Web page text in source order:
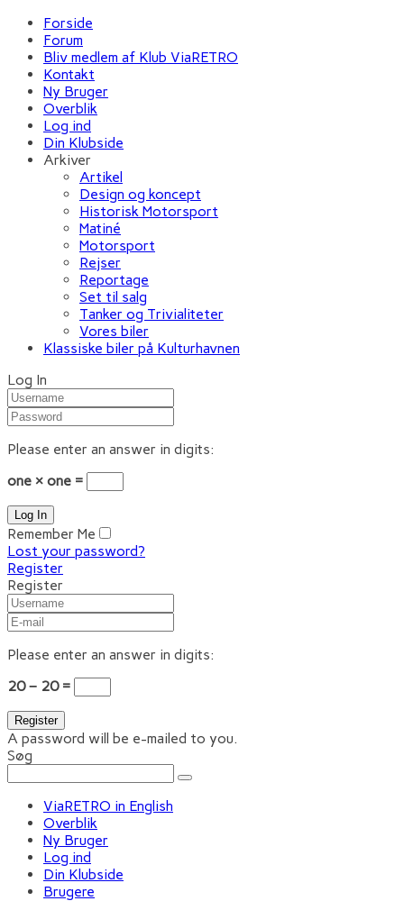
Forside
Forum
Bliv medlem af Klub ViaRETRO
Kontakt
Ny Bruger
Overblik
Log ind
Din Klubside
Arkiver
Artikel
Design og koncept
Historisk Motorsport
Matiné
Motorsport
Rejser
Reportage
Set til salg
Tanker og Trivialiteter
Vores biler
Klassiske biler på Kulturhavnen
Log In
Please enter an answer in digits:
one × one =
Remember Me
Lost your password?
Register
Register
Please enter an answer in digits:
20 − 20 =
A password will be e-mailed to you.
Søg
ViaRETRO in English
Overblik
Ny Bruger
Log ind
Din Klubside
Brugere